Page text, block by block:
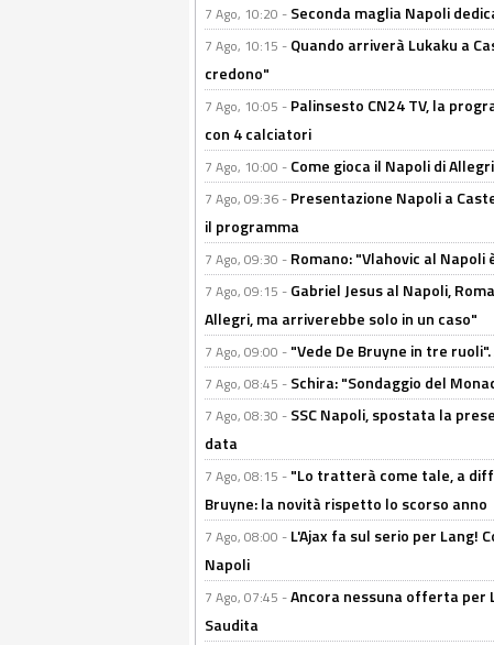
7 Ago, 10:20 - Seconda maglia Napoli
7 Ago, 10:15 - Quando arriverà Lukaku a
credono"
7 Ago, 10:05 - Palinsesto CN24 TV, la
con 4 calciatori
7 Ago, 10:00 - Come gioca il Napoli di
7 Ago, 09:36 - Presentazione Napoli a
il programma
7 Ago, 09:30 - Romano: "Vlahovic al
7 Ago, 09:15 - Gabriel Jesus al Napoli,
Allegri, ma arriverebbe solo in un caso"
7 Ago, 09:00 - "Vede De Bruyne in tre
7 Ago, 08:45 - Schira: "Sondaggio del
7 Ago, 08:30 - SSC Napoli, spostata la
data
7 Ago, 08:15 - "Lo tratterà come tale, a
Bruyne: la novità rispetto lo scorso anno
7 Ago, 08:00 - L'Ajax fa sul serio per Lang!
Napoli
7 Ago, 07:45 -Ancora nessuna offerta per
Saudita